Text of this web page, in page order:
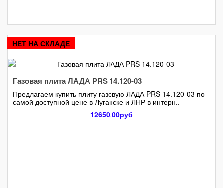
НЕТ НА СКЛАДЕ
Газовая плита ЛАДА PRS 14.120-03
Предлагаем купить плиту газовую ЛАДА PRS 14.120-03 по
самой доступной цене в Луганске и ЛНР в интерн..
12650.00руб